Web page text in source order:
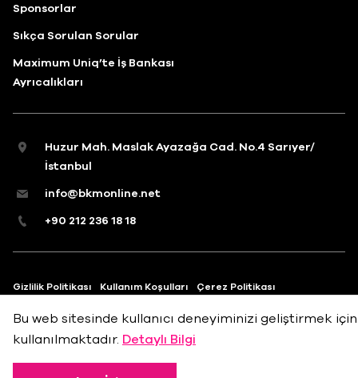
Sponsorlar
Sıkça Sorulan Sorular
Maximum Uniq’te İş Bankası
Ayrıcalıkları
Huzur Mah. Maslak Ayazağa Cad. No.4 Sarıyer/
İstanbul
info@bkmonline.net
+90 212 236 18 18
Gizlilik Politikası Kullanım Koşulları Çerez Politikası
Bu web sitesinde kullanıcı deneyiminizi geliştirmek
kullanılmaktadır. Detaylı Bilgi